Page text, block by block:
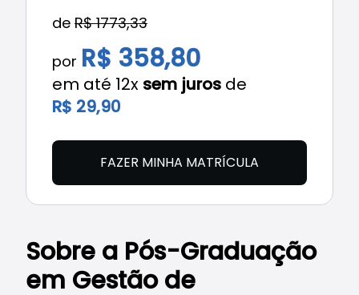
Sobre a Pós-Graduação
em Gestão de
de R$ 1773,33
por R$ 358,80
em até 12x sem juros de
R$ 29,90
FAZER MINHA MATRÍCULA